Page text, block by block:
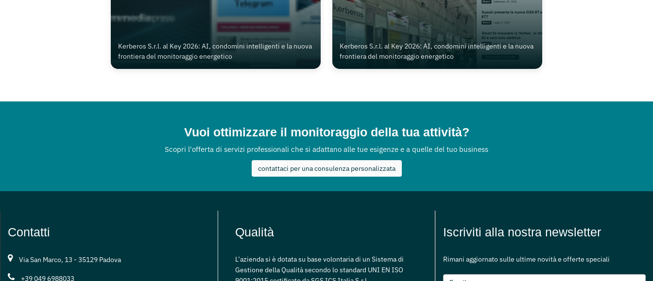
Kerberos S.r.l. al Key 2026: AI, condomini intelligenti e la nuova
frontiera del monitoraggio energetico
Kerberos S.r.l. al Key 2026: AI, condomini intelligenti e la nuova
frontiera del monitoraggio energetico
Vuoi ottimizzare il monitoraggio della tua attività?
Scopri l'offerta di servizi professionali che si adattano alle tue esigenze e a quelle del tuo business
contattaci per una consulenza personalizzata
Contatti
Via San Marco, 13 - 35129 Padova
+39 049 6988033
Qualità
L’azienda si è dotata su base volontaria di un Sistema di
Gestione della Qualità secondo lo standard UNI EN ISO
Iscriviti alla nostra newsletter
Rimani aggiornato sulle ultime novità e offerte speciali